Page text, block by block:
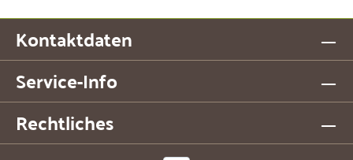
Kontaktdaten
Service-Info
Rechtliches